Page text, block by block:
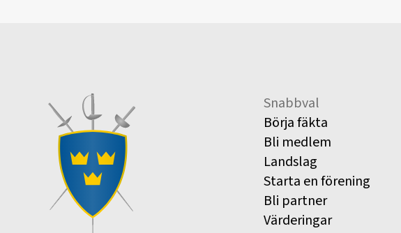
Snabbval
Börja fäkta
Bli medlem
Landslag
Starta en förening
Bli partner
Värderingar